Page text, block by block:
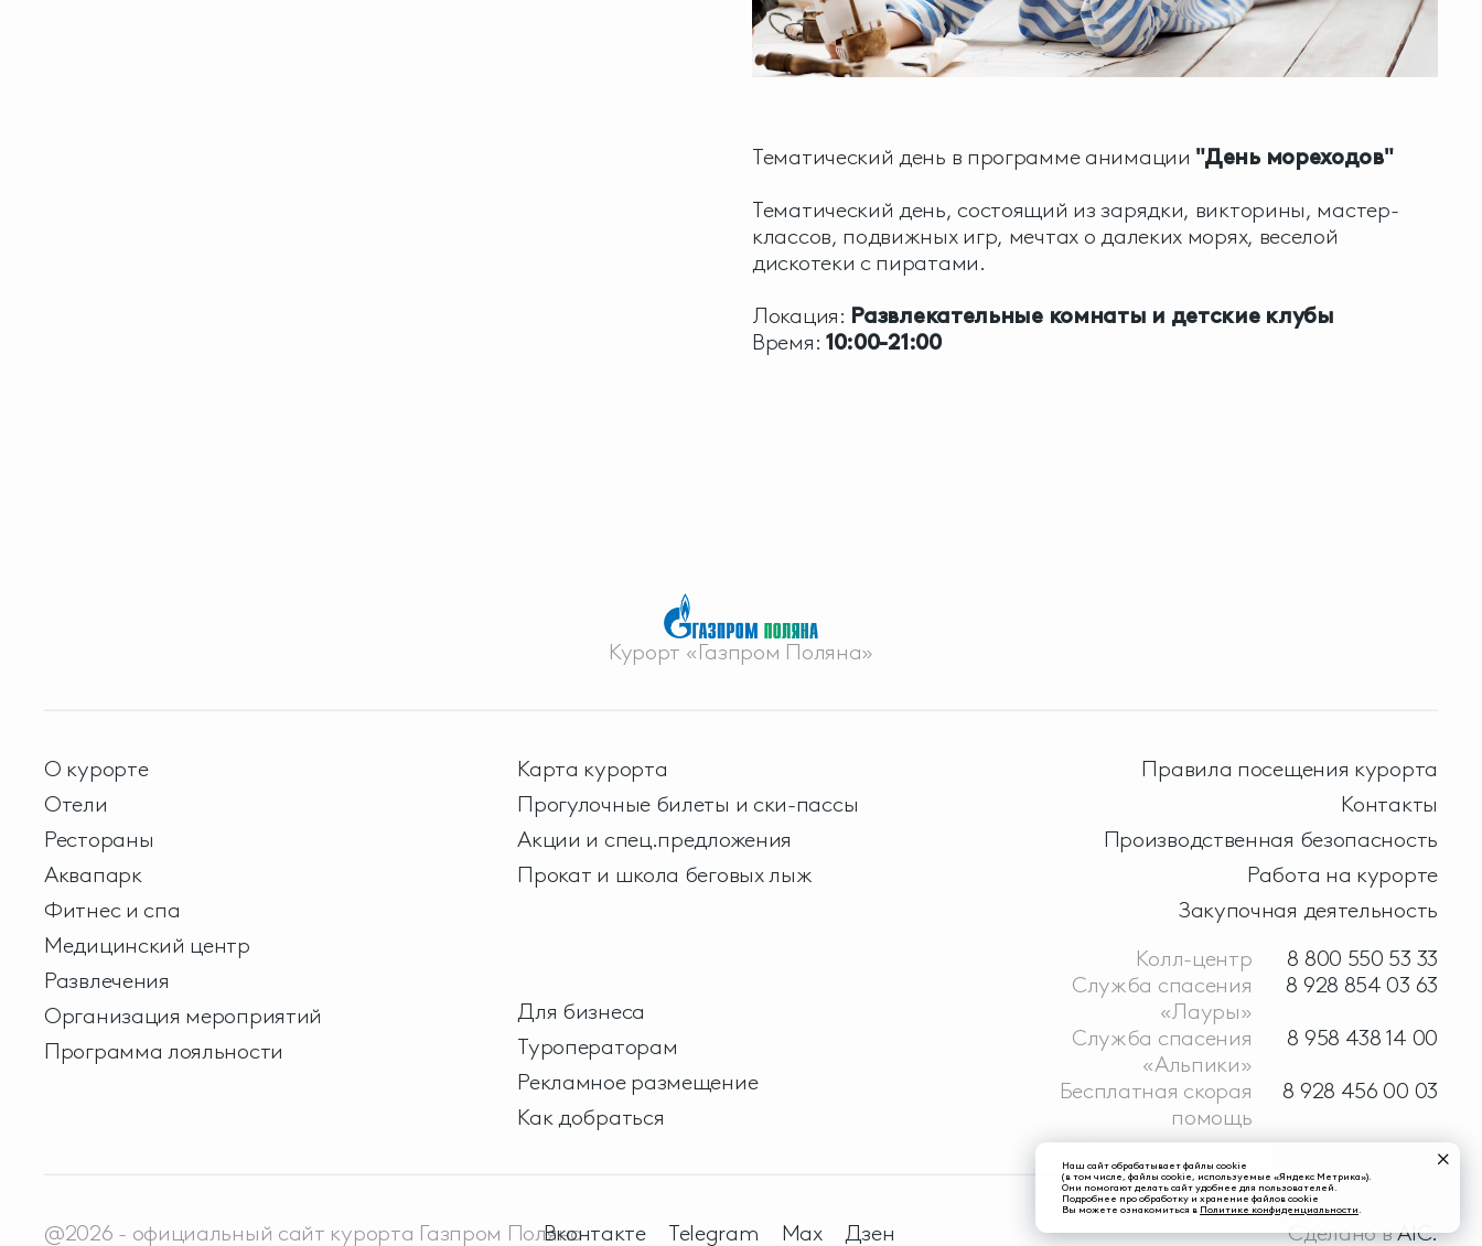
Тематический день в программе анимации "День мореходов"
Тематический день, состоящий из зарядки, викторины, мастер-
классов, подвижных игр, мечтах о далеких морях, веселой
дискотеки с пиратами.
Локация: Развлекательные комнаты и детские клубы
Время: 10:00-21:00
Курорт «Газпром Поляна»
О курорте
Отели
Рестораны
Аквапарк
Фитнес и спа
Медицинский центр
Развлечения
Организация мероприятий
Программа лояльности
Карта курорта
Прогулочные билеты и ски-пассы
Акции и спец.предложения
Прокат и школа беговых лыж
Для бизнеса
Туроператорам
Рекламное размещение
Как добраться
Правила посещения курорта
Контакты
Производственная безопасность
Работа на курорте
Закупочная деятельность
Колл-центр
8 800 550 53 33
Служба спасения
«Лауры»
8 928 854 03 63
Служба спасения
«Альпики»
8 958 438 14 00
Бесплатная скорая
помощь
8 928 456 00 03
@2026 - официальный сайт курорта Газпром ПолянаВконтакте Telegram Max Дзен Сделано вAIC.
Наш сайт обрабатывает файлы cookie
(в том числе, файлы cookie, используемые «Яндекс Метрика»).
Они помогают делать сайт удобнее для пользователей.
Подробнее про обработку и хранение файлов cookie
Вы можете ознакомиться в Политике конфиденциальности